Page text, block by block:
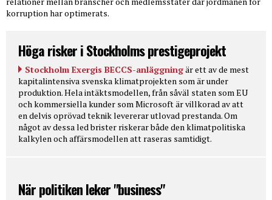
korruption har optimerats.
Höga risker i Stockholms prestigeprojekt
Stockholm Exergis BECCS-anläggningär ett av de mest
kapitalintensiva svenska klimatprojekten som är under
produktion. Hela intäktsmodellen, från såväl staten som EU
och kommersiella kunder som Microsoft är villkorad av att
en delvis oprövad teknik levererar utlovad prestanda. Om
något av dessa led brister riskerar både den klimatpolitiska
kalkylen och affärsmodellen att raseras samtidigt.
När politiken leker "business"